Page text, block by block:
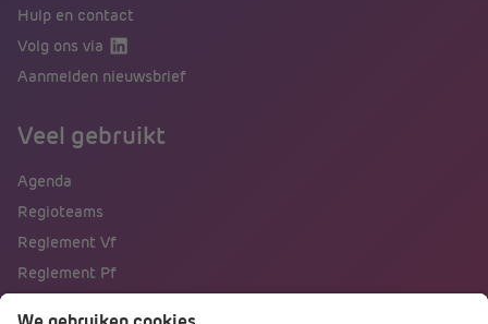
Hulp en contact
Volg ons via
Aanmelden nieuwsbrief
Veel gebruikt
Agenda
Regioteams
Reglement Vf
Reglement Pf